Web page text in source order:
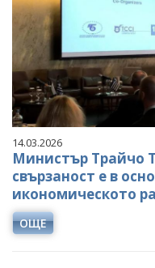
14.03.2026
Министър Трайчо
свързаност е в
икономическото
ОЩЕ